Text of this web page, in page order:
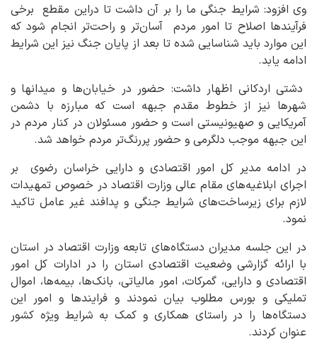
وی افزود: شرایط جنگی ما را بر آن داشت تا دراین مقطع برخی
فرآیندها اصلاح تا امور مردم آسان‌تر و راحت‌تر انجام شود که
این موارد باید شناسایی شده تا بعد از پایان جنگ نیز این شرایط
ادامه یابد.
دشتی اردکانی اظهار داشت: حضور در خیابان‌ها و میدانها و
شهرها نیز از خطوط مقدم جبهه است که مبارزه با دشمن
آمریکایی و صهیونیستی است و حضور مسئولان در کنار مردم در
این جبهه موجب دلگرمی و حضور پررنگ‌تر مردم خواهد شد.
در ادامه مدیر کل امور اقتصادی و دارایی خراسان رضوی بر
اجرای ابلاغیه‌های مقام عالی وزارت اقتصاد در خصوص تمهیدات
لازم برای زیرساخت‌های شرایط جنگی و پدافند غیر عامل تاکید
نمود.
در این جلسه مدیران دستگاه‌های تابعه وزارت اقتصاد در استان
با ارائه گزارشی وضعیت اقتصادی استان را در ادارات کل امور
اقتصادی و دارایی، گمرکات، امور مالیاتی، بانک‌ها، بیمه‌ها، اموال
تملیکی و بورس مطلوب بیان نمودند و فرایندها و امور این
دستگاه‌ها را در راستای همکاری و کمک به شرایط ویژه کشور
عنوان کردند.